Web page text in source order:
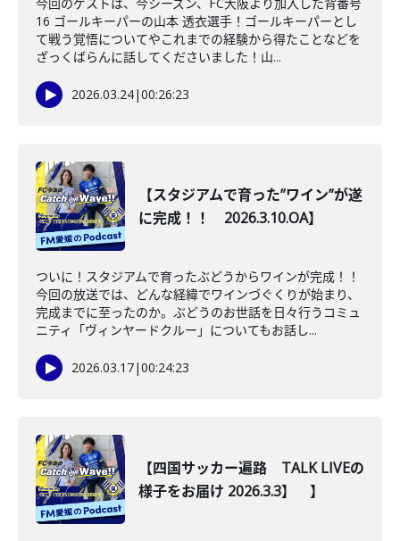
16 ゴールキーパーの山本 透衣選手！ゴールキーパーとし
て戦う覚悟についてやこれまでの経験から得たことなどを
ざっくばらんに話してくださいました！山...
2026.03.24|00:26:23
【スタジアムで育った”ワイン”が遂
に完成！！ 2026.3.10.OA】
ついに！スタジアムで育ったぶどうからワインが完成！！
今回の放送では、どんな経緯でワインづぐくりが始まり、
完成までに至ったのか。ぶどうのお世話を日々行うコミュ
ニティ「ヴィンヤードクルー」についてもお話し...
2026.03.17|00:24:23
【四国サッカー遍路 TALK LIVEの
様子をお届け 2026.3.3】 】